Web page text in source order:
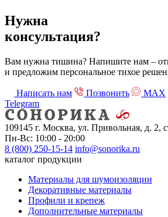
Нужна
консультация?
Вам нужна тишина? Напишите нам –
и предложим персональное тихое
Написать нам Позвонить МАХ
Telegram
109145 г. Москва, ул. Привольная, д. 2,
Пн-Вс: 10:00 - 20:00
8 (800) 250-15-14 info@sonorika.ru
каталог продукции
Материалы для шумоизоляции
Декоративные материалы
Профили и крепеж
Дополнительные материалы